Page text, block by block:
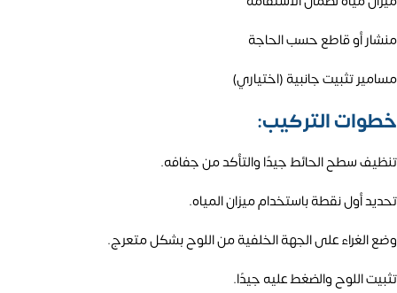
منشار أو قاطع حسب الحاجة
مسامير تثبيت جانبية (اختياري)
خطوات التركيب:
تنظيف سطح الحائط جيدًا والتأكد من جفافه.
تحديد أول نقطة باستخدام ميزان المياه.
وضع الغراء على الجهة الخلفية من اللوح بشكل متعرج.
تثبيت اللوح والضغط عليه جيدًا.